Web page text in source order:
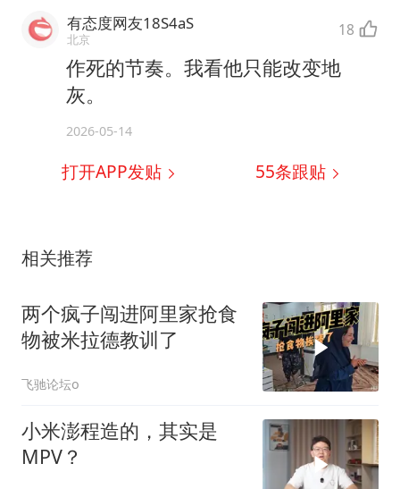
有态度网友18S4aS
北京 18
作死的节奏。我看他只能改变地
灰。
2026-05-14
打开APP发贴 55条跟贴
相关推荐
两个疯子闯进阿里家抢食
物被米拉德教训了
飞驰论坛o
小米澎程造的，其实是
MPV？